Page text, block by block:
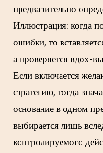
предварительно
Иллюстрация: когда
ошибки, то
а проверяется вдох-
Если включается
стратегию, тогда
основание в одном
выбирается лишь
контролируемого